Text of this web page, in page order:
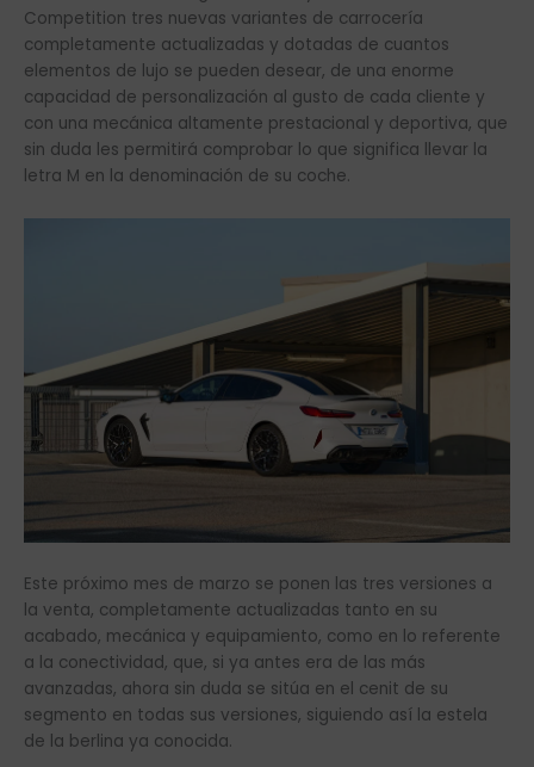
Competition tres nuevas variantes de carrocería
completamente actualizadas y dotadas de cuantos
elementos de lujo se pueden desear, de una enorme
capacidad de personalización al gusto de cada cliente y
con una mecánica altamente prestacional y deportiva, que
sin duda les permitirá comprobar lo que significa llevar la
letra M en la denominación de su coche.
Este próximo mes de marzo se ponen las tres versiones a
la venta, completamente actualizadas tanto en su
acabado, mecánica y equipamiento, como en lo referente
a la conectividad, que, si ya antes era de las más
avanzadas, ahora sin duda se sitúa en el cenit de su
segmento en todas sus versiones, siguiendo así la estela
de la berlina ya conocida.